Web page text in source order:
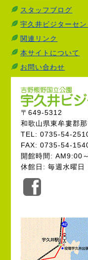
スタッフブログ
宇久井ビジターセ
関連リンク
本サイトについて
お問い合わせ
〒649-5312
和歌山県東牟婁郡
TEL: 0735-54-
FAX: 0735-54-
開館時間: AM9:00
休館日: 毎週水曜日
式